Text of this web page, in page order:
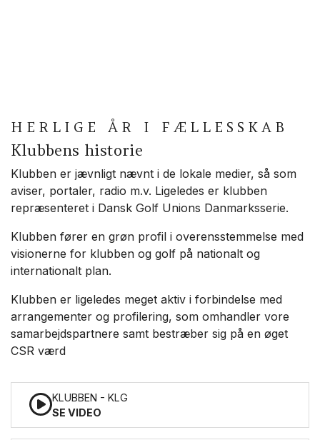
HERLIGE ÅR I FÆLLESSKAB
Klubbens historie
Klubben er jævnligt nævnt i de lokale medier, så som
aviser, portaler, radio m.v. Ligeledes er klubben
repræsenteret i Dansk Golf Unions Danmarksserie.
Klubben fører en grøn profil i overensstemmelse med
visionerne for klubben og golf på nationalt og
internationalt plan.
Klubben er ligeledes meget aktiv i forbindelse med
arrangementer og profilering, som omhandler vore
samarbejdspartnere samt bestræber sig på en øget
CSR værd
KLUBBEN - KLG
SE VIDEO